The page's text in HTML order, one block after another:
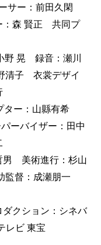
サー：前田久閑
：森 賢正 共同プ
野 晃 録音：瀬川
清子 衣裳デザイ
ー：山縣有希
ーバイザー：田中
男 美術進行：杉山
監督：成瀬朋一
クション：シネバ
ビ 東宝